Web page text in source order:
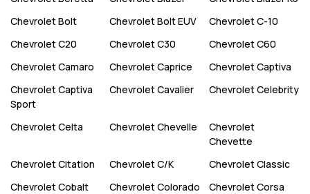
ChevroletBolt ChevroletBolt EUV ChevroletC-10
ChevroletC20 ChevroletC30 ChevroletC60
ChevroletCamaro ChevroletCaprice ChevroletCaptiva
ChevroletCaptiva
Sport
ChevroletCavalier ChevroletCelebrity
ChevroletCelta ChevroletChevelle
Chevrolet
Chevette
ChevroletCitation ChevroletC/K ChevroletClassic
ChevroletCobalt ChevroletColorado ChevroletCorsa